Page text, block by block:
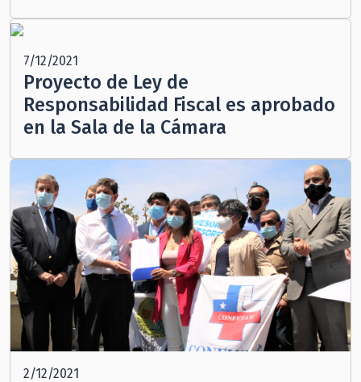
7/12/2021
Proyecto de Ley de
Responsabilidad Fiscal es aprobado
en la Sala de la Cámara
2/12/2021